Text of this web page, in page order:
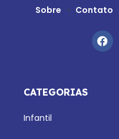
Sobre Contato
CATEGORIAS
Infantil